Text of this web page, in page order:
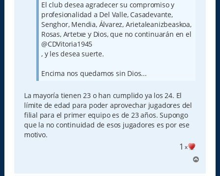
El club desea agradecer su compromiso y
profesionalidad a Del Valle, Casadevante,
Senghor, Mendia, Álvarez, Arietaleanizbeaskoa,
Rosas, Artetxe y Dios, que no continuarán en el
@CDVitoria1945
, y les desea suerte.
Encima nos quedamos sin Dios...
La mayoría tienen 23 o han cumplido ya los 24. El
límite de edad para poder aprovechar jugadores del
filial para el primer equipo es de 23 años. Supongo
que la no continuidad de esos jugadores es por ese
motivo.
1 x